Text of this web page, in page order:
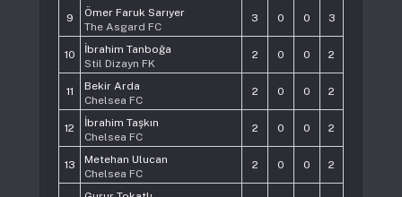
9
Ömer Faruk Sarıyer
The Asgard FC
3 0 0 3
10
İbrahim Tanboğa
Stil Dizayn FK
2 0 0 2
11
Bekir Arda
Chelsea FC
2 0 0 2
12
İbrahim Taşkın
Chelsea FC
2 0 0 2
13
Metehan Ulucan
Chelsea FC
2 0 0 2